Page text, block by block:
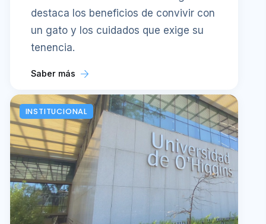
destaca los beneficios de convivir con
un gato y los cuidados que exige su
tenencia.
Saber más
INSTITUCIONAL